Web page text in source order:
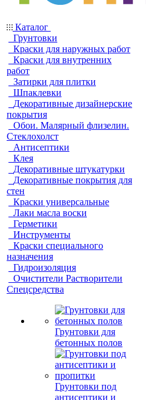
Каталог
Грунтовки
Краски для наружных работ
Краски для внутренних
работ
Затирки для плитки
Шпаклевки
Декоративные дизайнерские
покрытия
Обои. Малярный флизелин.
Стеклохолст
Антисептики
Клея
Декоративные штукатурки
Декоративные покрытия для
стен
Краски универсальные
Лаки масла воски
Герметики
Инструменты
Краски специального
назначения
Гидроизоляция
Очистители Растворители
Спецсредства
Грунтовки для
бетонных полов
Грунтовки под
антисептики и